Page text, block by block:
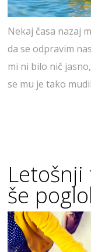
Nekaj časa nazaj
da se odpravim
mi ni bilo nič
se mu je tako
še